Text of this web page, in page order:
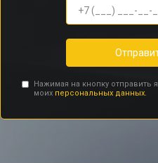
Нажимая на кнопку отправить
моих персональных данных.